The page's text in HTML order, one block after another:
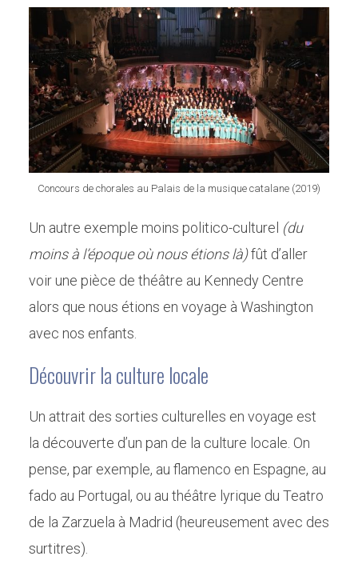
Concours de chorales au Palais de la musique catalane (2019)
Un autre exemple moins politico-culturel (du
moins à l’époque où nous étions là)fût d’aller
voir une pièce de théâtre au Kennedy Centre
alors que nous étions en voyage à Washington
avec nos enfants.
Découvrir la culture locale
Un attrait des sorties culturelles en voyage est
la découverte d’un pan de la culture locale. On
pense, par exemple, au flamenco en Espagne, au
fado au Portugal, ou au théâtre lyrique du Teatro
de la Zarzuela à Madrid (heureusement avec des
surtitres).